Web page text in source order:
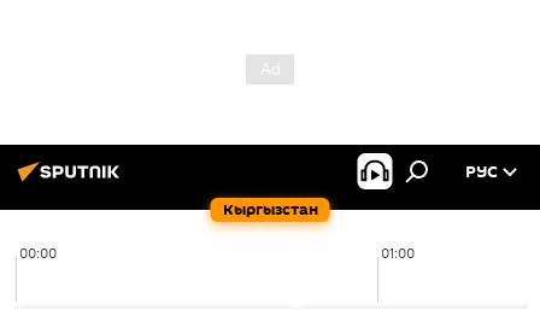
Кыргызстан
РУС
00:00 01:00